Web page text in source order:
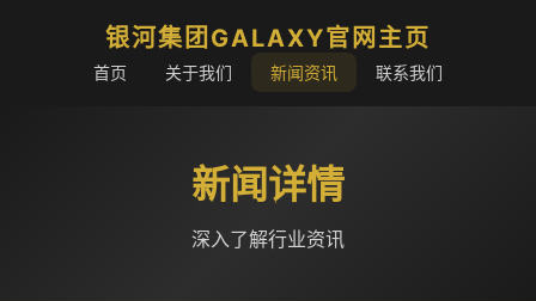
银河集团GALAXY官网主页
首页 关于我们 新闻资讯 联系我们
新闻详情
深入了解行业资讯